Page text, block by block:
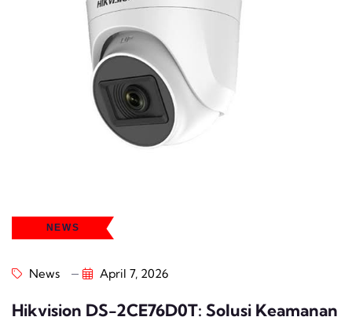
NEWS
News April 7, 2026
Hikvision DS-2CE76D0T: Solusi Keamanan